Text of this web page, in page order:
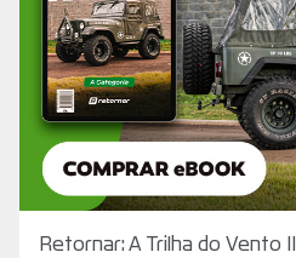
Retornar: A Trilha do Vento II